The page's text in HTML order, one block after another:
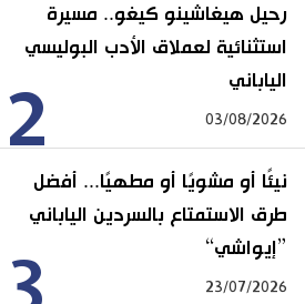
2
رحيل هيغاشينو كيغو.. مسيرة
استثنائية لعملاق الأدب البوليسي
الياباني
03/08/2026
نيئًا أو مشويًا أو مطهيًا... أفضل
طرق الاستمتاع بالسردين الياباني
”إيواشي“
23/07/2026